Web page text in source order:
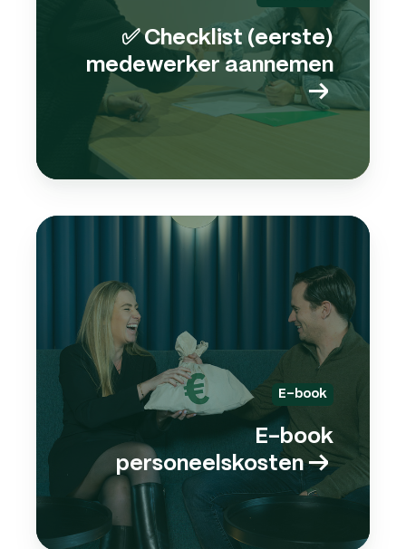
✅ Checklist (eerste)
medewerker aannemen
→
E-book
E-book
personeelskosten→